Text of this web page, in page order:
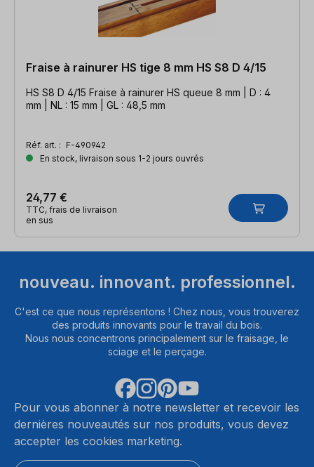
Fraise à rainurer HS tige 8 mm HS S8 D 4/15
HS S8 D 4/15 Fraise à rainurer HS queue 8 mm | D : 4
mm | NL : 15 mm | GL : 48,5 mm
Réf. art. : F-490942
En stock, livraison sous 1-2 jours ouvrés
24,77 €
TTC, frais de livraison
en sus
nouveau. innovant. professionnel.
C'est ce que nous représentons ! Chez nous, vous trouverez
des produits innovants pour le travail du bois.
Nous nous concentrons principalement sur le fraisage, le
sciage et le perçage.
Pour vous abonner à notre newsletter et recevoir les
dernières nouveautés sur nos produits, vous devez
accepter les cookies marketing.